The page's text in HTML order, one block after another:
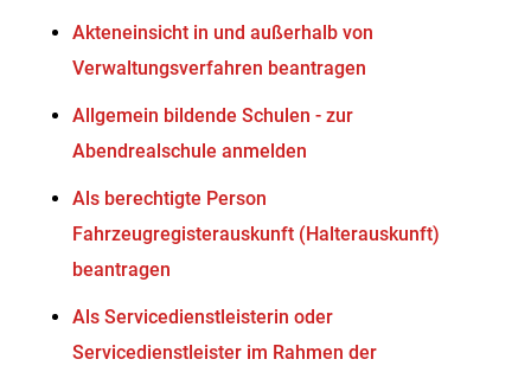
Akteneinsicht in und außerhalb von
Verwaltungsverfahren beantragen
Allgemein bildende Schulen - zur
Abendrealschule anmelden
Als berechtigte Person
Fahrzeugregisterauskunft (Halterauskunft)
beantragen
Als Servicedienstleisterin oder
Servicedienstleister im Rahmen der